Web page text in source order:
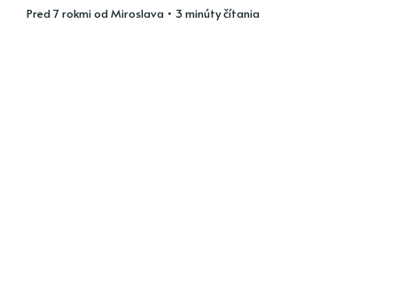
pred 7 rokmiodMiroslava • 3 minúty čítania